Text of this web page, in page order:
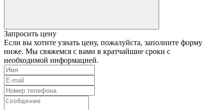
Запросить цену
Если вы хотите узнать цену, пожалуйста, заполните форму
ниже. Мы свяжемся с вами в кратчайшие сроки с
необходимой информацией.